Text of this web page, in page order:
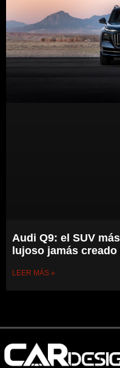
Audi Q9: el SUV
lujoso jamás creado
LEER MÁS »